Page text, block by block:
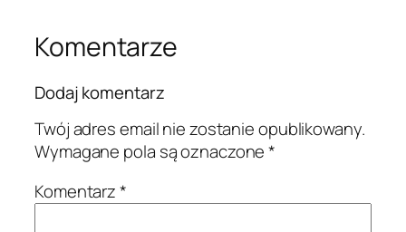
Komentarze
Dodaj komentarz
Twój adres email nie zostanie opublikowany.
Wymagane pola są oznaczone*
Komentarz*